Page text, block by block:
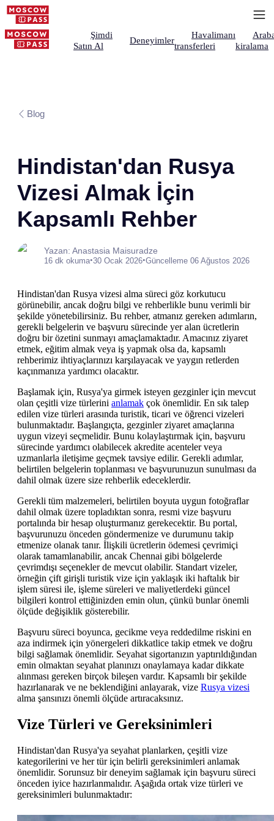
Şimdi
Satın Al
Deneyimler
Havalimanı
transferleri
kiralama
Blog
Hindistan'dan Rusya
Vizesi Almak İçin
Kapsamlı Rehber
Yazan: Anastasia Maisuradze
16 dk okuma•30 Ocak 2026•Güncelleme 06 Ağustos 2026
Hindistan'dan Rusya vizesi alma süreci göz korkutucu
görünebilir, ancak doğru bilgi ve rehberlikle bunu verimli bir
şekilde yönetebilirsiniz. Bu rehber, atmanız gereken adımların,
gerekli belgelerin ve başvuru sürecinde yer alan ücretlerin
doğru bir özetini sunmayı amaçlamaktadır. Amacınız ziyaret
etmek, eğitim almak veya iş yapmak olsa da, kapsamlı
rehberimiz ihtiyaçlarınızı karşılayacak ve yaygın retlerden
kaçınmanıza yardımcı olacaktır.
Başlamak için, Rusya'ya girmek isteyen gezginler için mevcut
olan çeşitli vize türlerini anlamak çok önemlidir. En sık talep
edilen vize türleri arasında turistik, ticari ve öğrenci vizeleri
bulunmaktadır. Başlangıçta, gezginler ziyaret amaçlarına
uygun vizeyi seçmelidir. Bunu kolaylaştırmak için, başvuru
sürecinde yardımcı olabilecek akredite acenteler veya
uzmanlarla iletişime geçmek tavsiye edilir. Gerekli adımlar,
belirtilen belgelerin toplanması ve başvurunuzun sunulması da
dahil olmak üzere size rehberlik edeceklerdir.
Gerekli tüm malzemeleri, belirtilen boyuta uygun fotoğraflar
dahil olmak üzere topladıktan sonra, resmi vize başvuru
portalında bir hesap oluşturmanız gerekecektir. Bu portal,
başvurunuzu önceden göndermenize ve durumunu takip
etmenize olanak tanır. İlişkili ücretlerin ödemesi çevrimiçi
olarak tamamlanabilir, ancak Chennai gibi bölgelerde
çevrimdışı seçenekler de mevcut olabilir. Standart vizeler,
örneğin çift girişli turistik vize için yaklaşık iki haftalık bir
işlem süresi ile, işleme süreleri ve maliyetlerdeki güncel
bilgileri kontrol ettiğinizden emin olun, çünkü bunlar önemli
ölçüde değişiklik gösterebilir.
Başvuru süreci boyunca, gecikme veya reddedilme riskini en
aza indirmek için yönergeleri dikkatlice takip etmek ve doğru
bilgi sağlamak önemlidir. Seyahat sigortanızın yaptırıldığından
emin olmaktan seyahat planınızı onaylamaya kadar dikkate
alınması gereken birçok bileşen vardır. Kapsamlı bir şekilde
hazırlanarak ve ne beklendiğini anlayarak, vize Rusya vizesi
alma şansınızı önemli ölçüde artıracaksınız.
Vize Türleri ve Gereksinimleri
Hindistan'dan Rusya'ya seyahat planlarken, çeşitli vize
kategorilerini ve her tür için belirli gereksinimleri anlamak
önemlidir. Sorunsuz bir deneyim sağlamak için başvuru süreci
önceden iyice hazırlanmalıdır. Aşağıda ortak vize türleri ve
gereksinimleri bulunmaktadır: